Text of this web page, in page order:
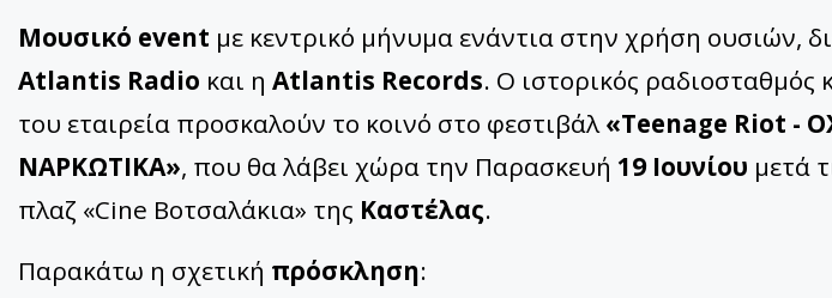
Μουσικό event με κεντρικό μήνυμα ενάντια στην χρήση ουσιών,
Atlantis Radio και η Atlantis Records. Ο ιστορικός ραδιοσταθμός
του εταιρεία προσκαλούν το κοινό στο φεστιβάλ«Teenage Riot -
ΝΑΡΚΩΤΙΚΑ», που θα λάβει χώρα την Παρασκευή 19 Ιουνίου μετά
πλαζ «Cine Βοτσαλάκια» της Καστέλας.
Παρακάτω η σχετική πρόσκληση: